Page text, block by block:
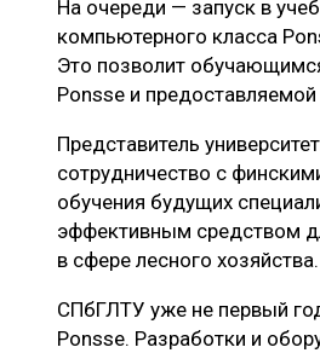
На очереди — запуск в
компьютерного класса
Это позволит
Ponsse и
Представитель
сотрудничество с
обучения будущих
эффективным средством
в сфере лесного хозяйства.
СПбГЛТУ уже не первый
Ponsse. Разработки и